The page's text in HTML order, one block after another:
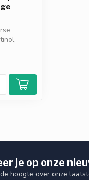
je op onze
hoogte over onze